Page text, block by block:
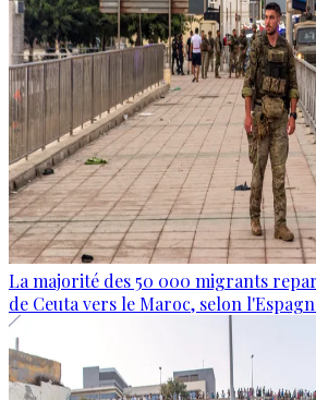
La majorité des 50 000 migrants
de Ceuta vers le Maroc, selon